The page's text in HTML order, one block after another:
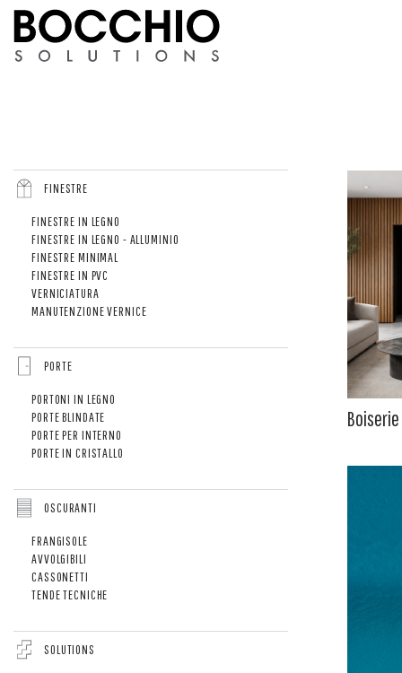
FINESTRE
FINESTRE IN LEGNO
FINESTRE IN LEGNO - ALLUMINIO
FINESTRE MINIMAL
FINESTRE IN PVC
VERNICIATURA
MANUTENZIONE VERNICE
PORTE
PORTONI IN LEGNO
PORTE BLINDATE
PORTE PER INTERNO
PORTE IN CRISTALLO
OSCURANTI
FRANGISOLE
AVVOLGIBILI
CASSONETTI
TENDE TECNICHE
SOLUTIONS
Boiserie